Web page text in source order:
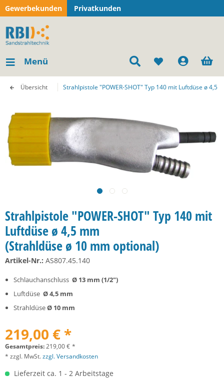
Gewerbekunden Privatkunden
Menü
Übersicht Strahlpistole "POWER-SHOT" Typ 140 mit Luftdüse ø 4,5
Strahlpistole "POWER-SHOT" Typ 140 mit
Luftdüse ø 4,5 mm
(Strahldüse ø 10 mm optional)
Artikel-Nr.: AS807.45.140
Schlauchanschluss Ø 13 mm (1/2")
Luftdüse Ø 4,5 mm
StrahldüseØ 10 mm
219,00 € *
Gesamtpreis:219,00€ *
* zzgl. MwSt.zzgl. Versandkosten
Lieferzeit ca. 1 - 2 Arbeitstage